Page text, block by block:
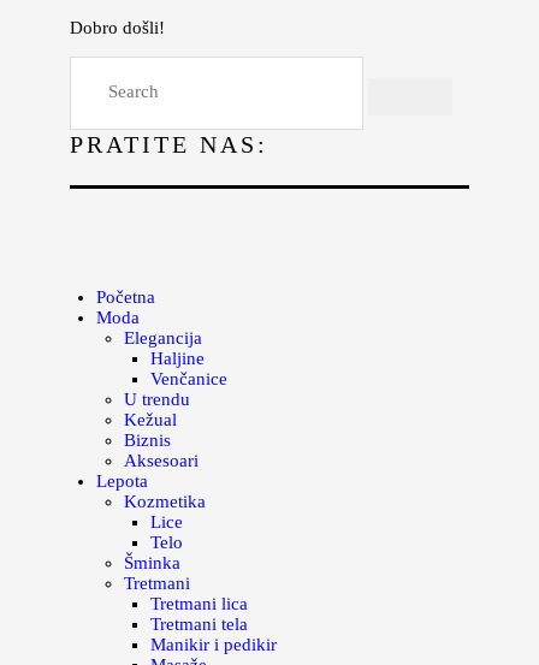
Dobro došli!
PRATITE NAS:
Početna
Moda
Elegancija
Haljine
Venčanice
U trendu
Kežual
Biznis
Aksesoari
Lepota
Kozmetika
Lice
Telo
Šminka
Tretmani
Tretmani lica
Tretmani tela
Manikir i pedikir
Lepota
Kuhinja
Magazin